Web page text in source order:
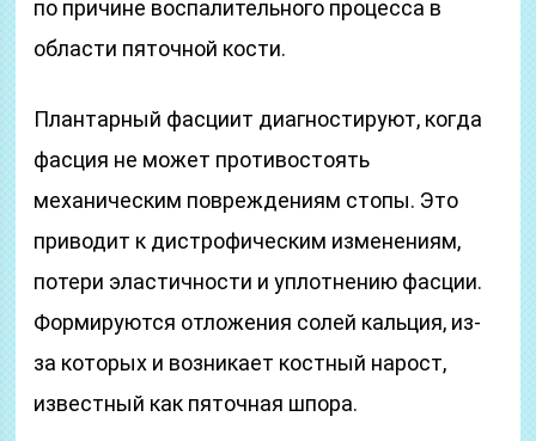
по причине воспалительного процесса в
области пяточной кости.
Плантарный фасциит диагностируют, когда
фасция не может противостоять
механическим повреждениям стопы. Это
приводит к дистрофическим изменениям,
потери эластичности и уплотнению фасции.
Формируются отложения солей кальция, из-
за которых и возникает костный нарост,
известный как пяточная шпора.